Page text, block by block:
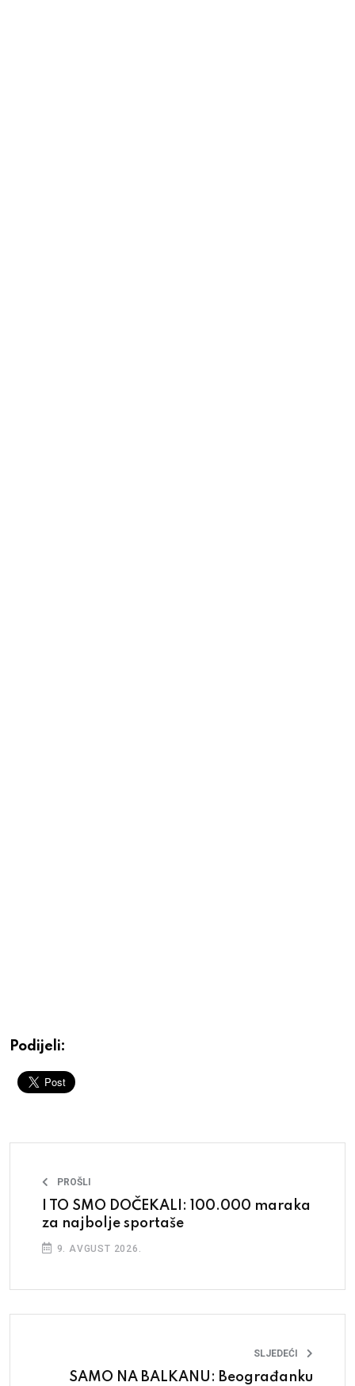
Podijeli:
PROŠLI
I TO SMO DOČEKALI: 100.000 maraka
za najbolje sportaše
9. AVGUST 2026.
SLJEDEĆI
SAMO NA BALKANU: Beograđanku